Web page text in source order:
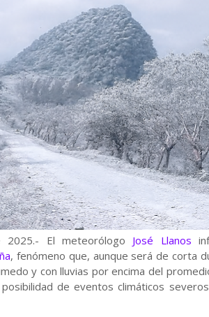
El meteorólogo José Llanos
, fenómeno que, aunque será de corta
y con lluvias por encima del
de eventos climáticos